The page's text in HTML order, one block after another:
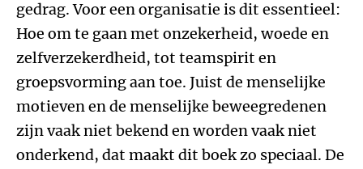
gedrag. Voor een organisatie is dit essentieel:
Hoe om te gaan met onzekerheid, woede en
zelfverzekerdheid, tot teamspirit en
groepsvorming aan toe. Juist de menselijke
motieven en de menselijke beweegredenen
zijn vaak niet bekend en worden vaak niet
onderkend, dat maakt dit boek zo speciaal. De